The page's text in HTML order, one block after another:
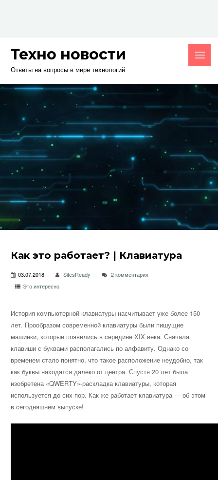
Техно новости
Ответы на вопросы в мире технологий
Как это работает? | Клавиатура
03.07.2018 SitesReady
2 комментария
Это интересно
История компьютерной клавиатуры насчитывает уже более 150
лет. Прообразом современной клавиатуры были пишущие
машинки, которые появились в середине XIX века. Сначала
клавиши с буквами располагались по алфавиту. Однако со
временем стало понятно, что такое расположение неудобно, так
как буквы находятся далеко от центра. Спустя 20 лет была
изобретена «QWERTY»-раскладка клавиатуры, которая
используется до сих пор. Как же работает клавиатура — об этом
в сегодняшнем выпуске!